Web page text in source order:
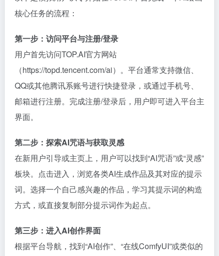
核心任务的流程：
第一步：访问平台与注册/登录
用户首先访问TOP.AI官方网站
（https://topd.tencent.com/ai）。平台通常支持微信、
QQ或其他腾讯系账号进行快捷登录，或通过手机号、
邮箱进行注册。完成注册/登录后，用户即可进入平台主
界面。
第二步：探索AI咒语与获取灵感
在新用户引导或主页上，用户可以找到“AI咒语”或“灵感”
板块。点击进入，浏览各类AI生成作品及其对应的提示
词。选择一个自己感兴趣的作品，学习其提示词的构造
方式，或直接复制部分提示词作为起点。
第三步：进入AI创作界面
根据平台导航，找到“AI创作”、“在线ComfyUI”或类似的